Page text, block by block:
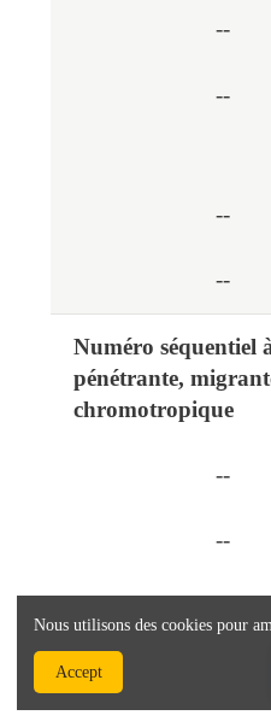
--
--
--
--
Numéro séquentiel
pénétrante,
chromotropique
--
--
Nous utilisons des cookies pour
Accept